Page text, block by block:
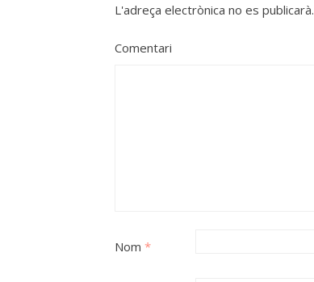
L'adreça electrònica no es publicarà.
Comentari
Nom *